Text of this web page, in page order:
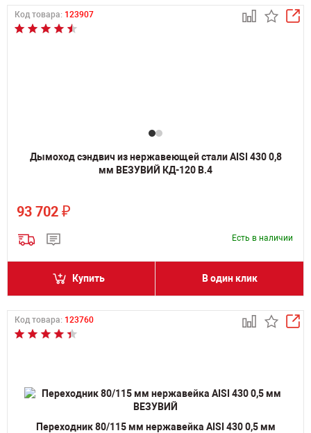
Код товара: 123907
Дымоход сэндвич из нержавеющей стали AISI 430 0,8
мм ВЕЗУВИЙ КД-120 В.4
93 702 ₽
Есть в наличии
Купить В один клик
Код товара: 123760
Переходник 80/115 мм нержавейка AISI 430 0,5 мм